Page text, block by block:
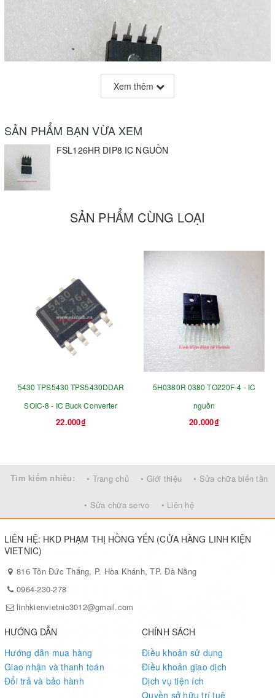
Xem thêm
SẢN PHẨM BẠN VỪA XEM
FSL126HR DIP8 IC NGUỒN
SẢN PHẨM CÙNG LOẠI
5430 TPS5430 TPS5430DDAR
SOIC-8 - IC Buck Converter
22.000₫
5H0380R 0380 TO220F-4 - IC
nguồn
20.000₫
Tìm kiếm nhiều: • Trang chủ • Giới thiệu • Sửa chữa biến tần
• Sửa chữa servo • Liên hệ
LIÊN HỆ: HKD PHẠM THỊ HỒNG YẾN (CỬA HÀNG LINH KIỆN
VIETNIC)
816 Tôn Đức Thắng, P. Hòa Khánh, TP. Đà Nẵng
0964-230-278
linhkienvietnic3012@gmail.com
HƯỚNG DẪN
Hướng dẫn mua hàng
Giao nhận và thanh toán
Đổi trả và bảo hành
CHÍNH SÁCH
Điều khoản sử dụng
Điều khoản giao dịch
Dịch vụ tiện ích
Quyền sở hữu trí tuệ